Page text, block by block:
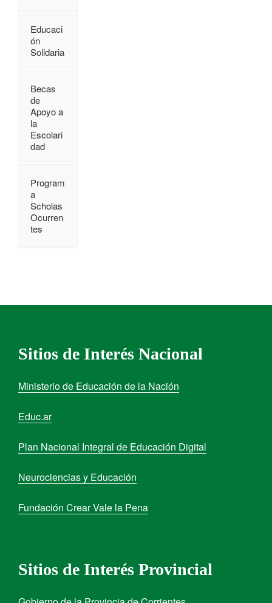
Educaci
ón
Solidaria
Becas
de
Apoyo a
la
Escolari
dad
Program
a
Scholas
Ocurren
tes
Sitios de Interés Nacional
Ministerio de Educación de la Nación
Educ.ar
Plan Nacional Integral de Educación Digital
Neurociencias y Educación
Fundación Crear Vale la Pena
Sitios de Interés Provincial